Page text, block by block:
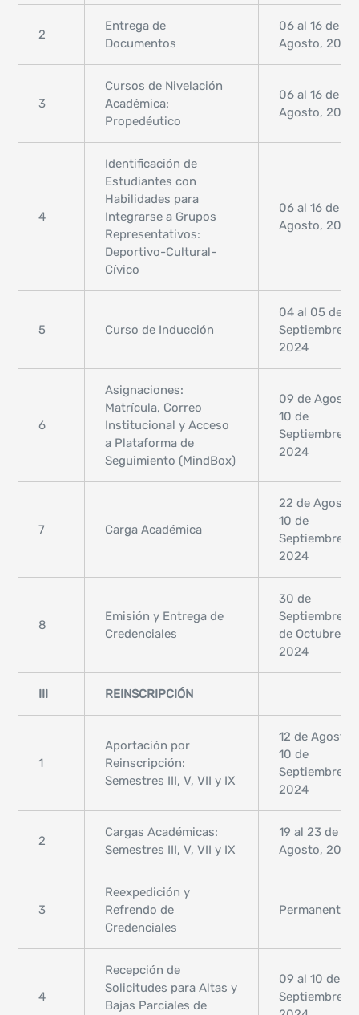
2
Entrega de
Documentos
06 al 16 de
Agosto, 2024
3
Cursos de Nivelación
Académica:
Propedéutico
06 al 16 de
Agosto, 2024
4
Identificación de
Estudiantes con
Habilidades para
Integrarse a Grupos
Representativos:
Deportivo-Cultural-
Cívico
06 al 16 de
Agosto, 2024
5 Curso de Inducción
04 al 05 de
Septiembre,
2024
6
Asignaciones:
Matrícula, Correo
Institucional y Acceso
a Plataforma de
Seguimiento (MindBox)
09 de Agosto
10 de
Septiembre,
2024
7 Carga Académica
22 de Agosto
10 de
Septiembre,
2024
8
Emisión y Entrega de
Credenciales
30 de
Septiembre
de Octubre,
2024
III REINSCRIPCIÓN
1
Aportación por
Reinscripción:
Semestres III, V, VII y IX
12 de Agosto
10 de
Septiembre,
2024
2
Cargas Académicas:
Semestres III, V, VII y IX
19 al 23 de
Agosto, 2024
3
Reexpedición y
Refrendo de
Credenciales
Permanente
4
Recepción de
Solicitudes para Altas y
Bajas Parciales de
09 al 10 de
Septiembre,